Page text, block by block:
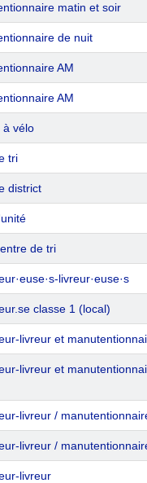
matin et soir
de nuit
AM
AM
à vélo
tri
district
de tri
classe 1 (local)
livreur et
livreur et
livreur /
livreur /
livreur